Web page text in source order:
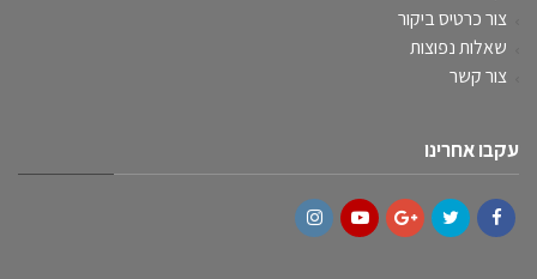
צור כרטיס ביקור
שאלות נפוצות
צור קשר
עקבו אחרינו